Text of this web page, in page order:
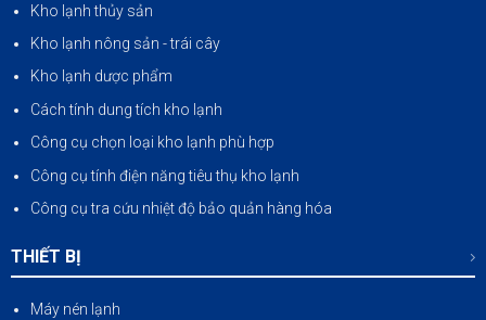
Kho lạnh thủy sản
Kho lạnh nông sản -trái cây
Kho lạnh dược phẩm
Cách tính dung tích kho lạnh
Công cụ chọn loại kho lạnh phù hợp
Công cụ tính điện năng tiêu thụ kho lạnh
Công cụ tra cứu nhiệt độ bảo quản hàng hóa
THIẾT BỊ
Máy nén lạnh